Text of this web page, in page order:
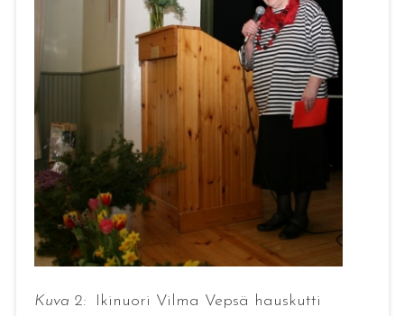
Kuva 2:
Ikinuori Vilma Vepsä hauskutti